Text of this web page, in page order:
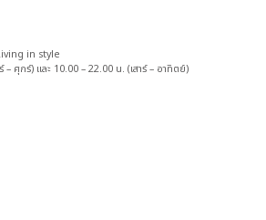
in style
– ศุกร์) และ 10.00 – 22.00 น. (เสาร์ – อาทิตย์)